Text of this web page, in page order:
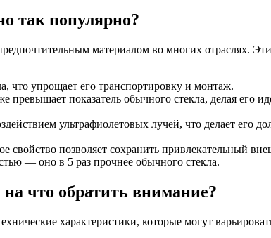
так популярно?
материалом во многих отраслях.
что упрощает его транспортировку и монтаж.
превышает показатель обычного стекла, делая его
ультрафиолетовых лучей, что делает его
свойство позволяет сохранить привлекательный
— оно в 5 раз прочнее обычного стекла.
что обратить внимание?
характеристики, которые могут